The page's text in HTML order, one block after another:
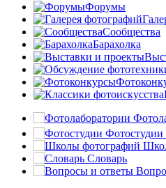
Форумы
Сообщества
Барахолка
Фотостудии
Словарь